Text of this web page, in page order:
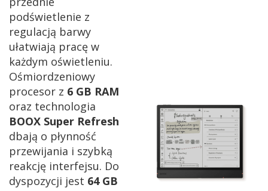
podświetlenie z
regulacją barwy
ułatwiają pracę w
każdym oświetleniu.
Ośmiordzeniowy
procesor z 6 GB RAM
oraz technologia
BOOX Super Refresh
dbają o płynność
przewijania i szybką
reakcję interfejsu. Do
dyspozycji jest 64 GB